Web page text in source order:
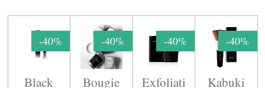
r
f
-40%
Black
-40%
Bougie
-40%
Exfoliati
-40%
Kabuki